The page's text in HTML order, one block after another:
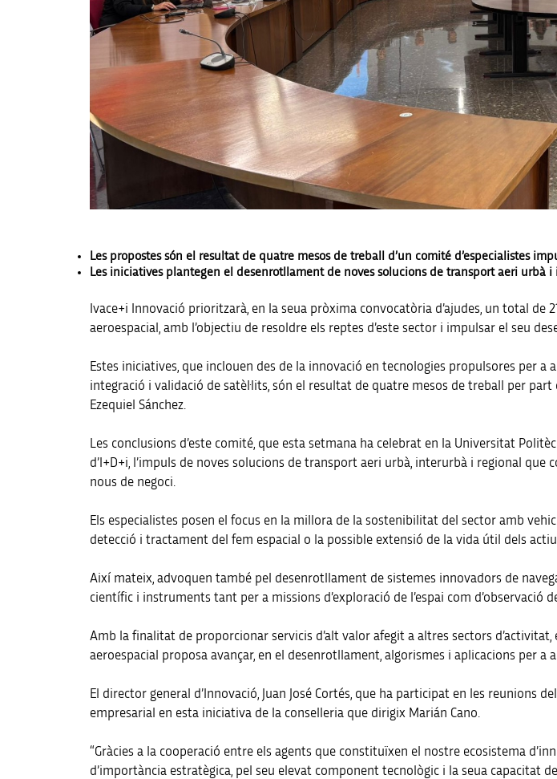
Les propostes són el resultat de quatre mesos de treball d’un comité d’especialistes
Les iniciatives plantegen el desenrotllament de noves solucions de transport aeri urbà
Ivace+i Innovació prioritzarà, en la seua pròxima convocatòria d’ajudes, un total de
aeroespacial, amb l’objectiu de resoldre els reptes d’este sector i impulsar el seu
Estes iniciatives, que inclouen des de la innovació en tecnologies propulsores per a
integració i validació de satèl·lits, són el resultat de quatre mesos de treball per
Ezequiel Sánchez.
Les conclusions d’este comité, que esta setmana ha celebrat en la Universitat
d’I+D+i, l’impuls de noves solucions de transport aeri urbà, interurbà i regional
nous de negoci.
Els especialistes posen el focus en la millora de la sostenibilitat del sector amb
detecció i tractament del fem espacial o la possible extensió de la vida útil dels
Així mateix, advoquen també pel desenrotllament de sistemes innovadors de
científic i instruments tant per a missions d’exploració de l’espai com d’observació
Amb la finalitat de proporcionar servicis d’alt valor afegit a altres sectors d’activitat,
aeroespacial proposa avançar, en el desenrotllament, algorismes i aplicacions per a
El director general d’Innovació, Juan José Cortés, que ha participat en les reunions
empresarial en esta iniciativa de la conselleria que dirigix Marián Cano.
“Gràcies a la cooperació entre els agents que constituïxen el nostre ecosistema
d’importància estratègica, pel seu elevat component tecnològic i la seua